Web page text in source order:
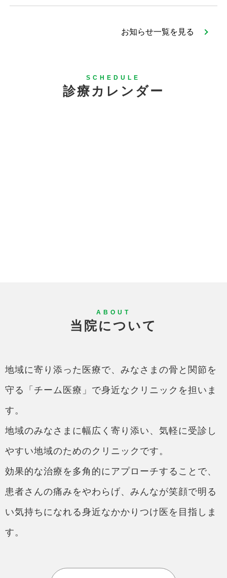
お知らせ一覧を見る
SCHEDULE
診療カレンダー
ABOUT
当院について
地域に寄り添った医療で、みなさまの骨と関節を
守る「チーム医療」で身近なクリニックを担いま
す。
地域のみなさまに幅広く寄り添い、気軽に受診し
やすい地域のためのクリニックです。
効果的な治療を多角的にアプローチすることで、
患者さんの痛みをやわらげ、みんなが笑顔で明る
い気持ちになれる身近なかかりつけ医を目指しま
す。